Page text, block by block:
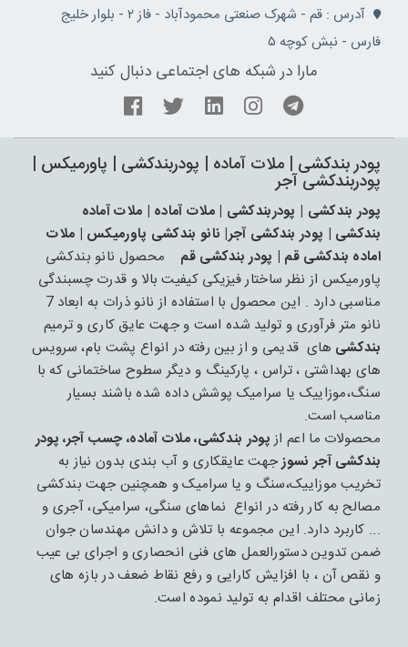
آدرس : قم - شهرک صنعتی محمودآباد - فاز ۲ - بلوار خلیج
فارس - نبش کوچه ۵
مارا در شبکه های اجتماعی دنبال کنید
پودر بندکشی | ملات آماده | پودربندکشی | پاورمیکس |
پودربندکشی آجر
پودر بندکشی | پودربندکشی | ملات آماده | ملات آماده
بندکشی | پودر بندکشی آجر| نانو بندکشی پاورمیکس | ملات
اماده بندکشی قم | پودر بندکشی قم
محصول نانو بندکشی
پاورمیکس از نظر ساختار فیزیکی کیفیت بالا و قدرت چسبندگی
مناسبی دارد . این محصول با استفاده از نانو ذرات به ابعاد 7
نانو متر فرآوری و تولید شده است و جهت عایق کاری و ترمیم
بندکشی های قدیمی و از بین رفته در انواع پشت بام، سرویس
های بهداشتی ، تراس ، پارکینگ و دیگر سطوح ساختمانی که با
سنگ،موزاییک یا سرامیک پوشش داده شده باشند بسیار
مناسب است.
محصولات ما اعم از پودر بندکشی، ملات آماده، چسب آجر، پودر
بندکشی آجر نسوزجهت عایقکاری و آب بندی بدون نیاز به
تخریب موزاییک،سنگ و یا سرامیک و همچنین جهت بندکشی
مصالح به کار رفته در انواع نماهای سنگی، سرامیکی، آجری و
... کاربرد دارد. این مجموعه با تلاش و دانش مهندسان جوان
ضمن تدوین دستورالعمل های فنی انحصاری و اجرای بی عیب
و نقص آن ، با افزایش کارایی و رفع نقاط ضعف در بازه های
زمانی محتلف اقدام به تولید نموده است.